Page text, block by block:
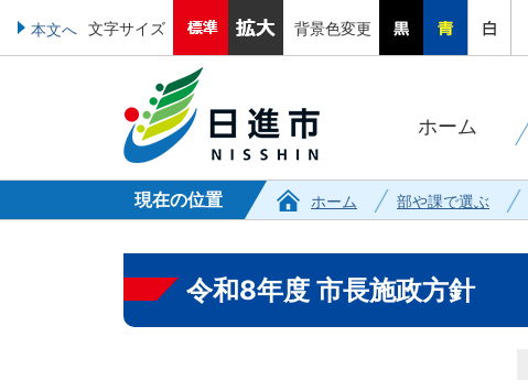
本文へ 文字サイズ 背景色変更
ホーム
現在の位置 ホーム 部や課で選ぶ
令和8年度 市長施政方針